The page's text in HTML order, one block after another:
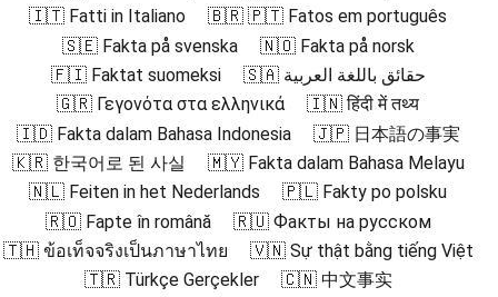
🇮🇹 Fatti in Italiano
🇧🇷 🇵🇹 Fatos em português
🇸🇪 Fakta på svenska
🇳🇴 Fakta på norsk
🇫🇮 Faktat suomeksi
🇸🇦 حقائق باللغة العربية
🇬🇷 Γεγονότα στα ελληνικά
🇮🇳 हिंदी में तथ्य
🇮🇩 Fakta dalam Bahasa Indonesia
🇯🇵 日本語の事実
🇰🇷 한국어로 된 사실
🇲🇾 Fakta dalam Bahasa Melayu
🇳🇱 Feiten in het Nederlands
🇵🇱 Fakty po polsku
🇷🇴 Fapte în română
🇷🇺 Факты на русском
🇹🇭 ข้อเท็จจริงเป็นภาษาไทย
🇻🇳 Sự thật bằng tiếng Việt
🇹🇷 Türkçe Gerçekler
🇨🇳 中文事实